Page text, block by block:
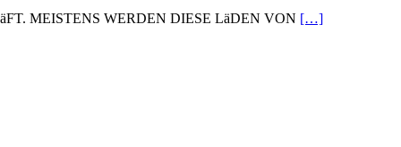
MEISTENS WERDEN DIESE LäDEN VON […]